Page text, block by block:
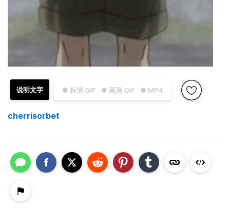
● 标清 GIF ● 高清 GIF ● MP4
说明文字
cherrisorbet